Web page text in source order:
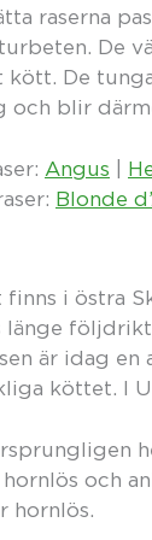
raserna
De
kött. De
och blir
Angus
Blonde
i östra
länge
är idag
köttet. I
och
hornlös.